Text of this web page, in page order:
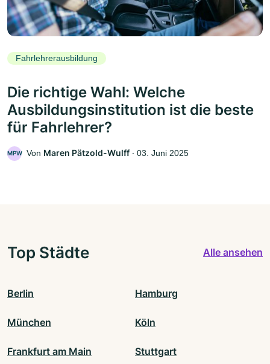
Fahrlehrerausbildung
Die richtige Wahl: Welche
Ausbildungsinstitution ist die beste
für Fahrlehrer?
MPW Von Maren Pätzold-Wulff ‧ 03. Juni 2025
Top Städte Alle ansehen
Berlin Hamburg
München Köln
Frankfurt am Main Stuttgart